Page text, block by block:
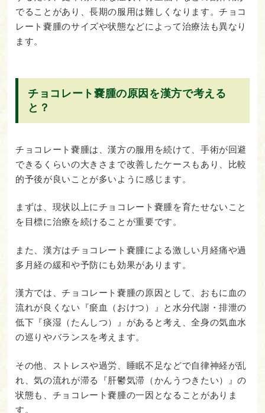
でることがあり、長期の服用は難しくなります。チョコ
レート嚢腫のサイズや状態などによって治療法も異なり
ます。
チョコレート嚢腫の原因を漢方で考える
と？
チョコレート嚢腫は、漢方の服用を続けて、手術が回避
できるくらいの大きさまで改善したケースもあり、比較
的予後が良いことが多いように感じます。
まずは、現状以上にチョコレート嚢腫を育たせないこと
を目標に治療を続けることが重要です。
また、漢方はチョコレート嚢腫による激しい月経痛や過
多月経の緩和や予防にも効果があります。
漢方では、チョコレート嚢腫の原因として、おもに血の
流れが良くない『瘀血（おけつ）』と水分代謝・排泄の
低下『痰湿（たんしつ）』があると考え、全身の気血水
の巡りやバランスを考えます。
その他、ストレスや過労、睡眠不足などで自律神経が乱
れ、気の流れが滞る『肝鬱気滞（かんうつきたい）』の
状態も、チョコレート嚢腫の一因となることがありま
す。